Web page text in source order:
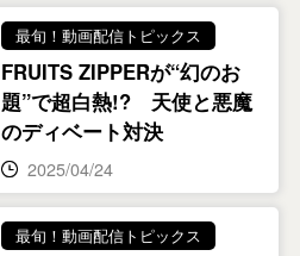
最旬！動画配信トピックス
FRUITS ZIPPERが“幻のお
題”で超白熱!? 天使と悪魔
のディベート対決
2025/04/24
最旬！動画配信トピックス